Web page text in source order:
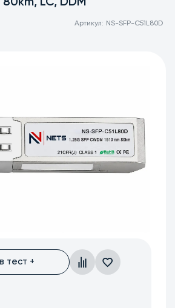
Артикул: NS-SFP-C51L80D
тест +